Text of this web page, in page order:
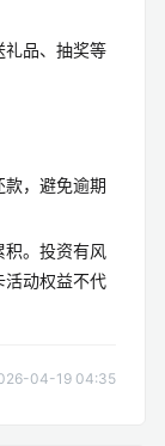
礼品、抽奖等
，避免逾期
。投资有风
活动权益不代
04-19 04:35